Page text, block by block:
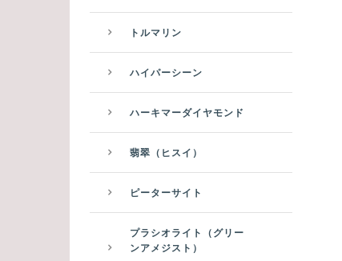
トルマリン
ハイパーシーン
ハーキマーダイヤモンド
翡翠（ヒスイ）
ピーターサイト
プラシオライト（グリー
ンアメジスト）